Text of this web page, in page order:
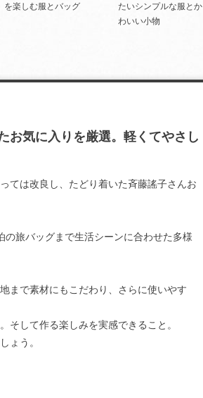
を楽しむ服とバッグ
たいシンプルな服とか
わいい小物
お気に入りを厳選。軽くてやさし
ては改良し、たどり着いた斉藤謠子さんお
旅バッグまで生活シーンに合わせた多様
まで素材にもこだわり、さらに使いやす
そして作る楽しみを実感できること。
ょう。